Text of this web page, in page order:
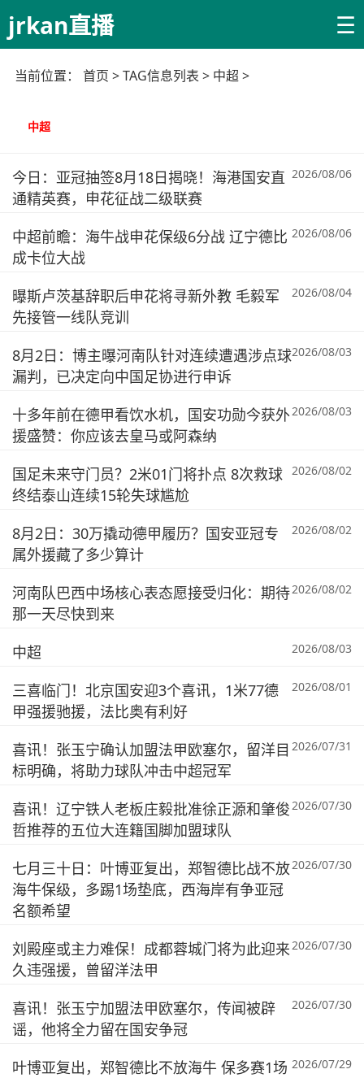
jrkan直播 ☰
当前位置： 首页 > TAG信息列表 > 中超 >
中超
今日：亚冠抽签8月18日揭晓！海港国安直
通精英赛，申花征战二级联赛
2026/08/06
中超前瞻：海牛战申花保级6分战 辽宁德比
成卡位大战
2026/08/06
曝斯卢茨基辞职后申花将寻新外教 毛毅军
先接管一线队竞训
2026/08/04
8月2日：博主曝河南队针对连续遭遇涉点球
漏判，已决定向中国足协进行申诉
2026/08/03
十多年前在德甲看饮水机，国安功勋今获外
援盛赞：你应该去皇马或阿森纳
2026/08/03
国足未来守门员？2米01门将扑点 8次救球
终结泰山连续15轮失球尴尬
2026/08/02
8月2日：30万撬动德甲履历？国安亚冠专
属外援藏了多少算计
2026/08/02
河南队巴西中场核心表态愿接受归化：期待
那一天尽快到来
2026/08/02
中超 2026/08/03
三喜临门！北京国安迎3个喜讯，1米77德
甲强援驰援，法比奥有利好
2026/08/01
喜讯！张玉宁确认加盟法甲欧塞尔，留洋目
标明确，将助力球队冲击中超冠军
2026/07/31
喜讯！辽宁铁人老板庄毅批准徐正源和肇俊
哲推荐的五位大连籍国脚加盟球队
2026/07/30
七月三十日：叶博亚复出，郑智德比战不放
海牛保级，多踢1场垫底，西海岸有争亚冠
名额希望
2026/07/30
刘殿座或主力难保！成都蓉城门将为此迎来
久违强援，曾留洋法甲
2026/07/30
喜讯！张玉宁加盟法甲欧塞尔，传闻被辟
谣，他将全力留在国安争冠
2026/07/30
叶博亚复出，郑智德比不放海牛 保多赛1场 2026/07/29